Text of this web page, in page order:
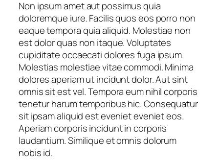
Non ipsum amet aut possimus quia
doloremque iure. Facilis quos eos porro non
eaque tempora quia aliquid. Molestiae non
est dolor quas non itaque. Voluptates
cupiditate occaecati dolores fuga ipsum.
Molestias molestiae vitae commodi. Minima
dolores aperiam ut incidunt dolor. Aut sint
omnis sit est vel. Tempora eum nihil corporis
tenetur harum temporibus hic. Consequatur
sit ipsam aliquid est eveniet eveniet eos.
Aperiam corporis incidunt in corporis
laudantium. Similique et omnis dolorum
nobis id.